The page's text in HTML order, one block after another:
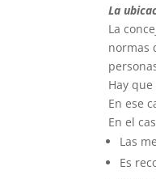
La
La
normas
Hay
En ese
En el
Las
Es